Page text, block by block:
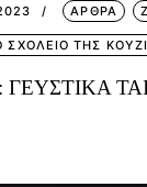
ΑΡΘΡΑ
ΣΧΟΛΕΙΟ ΤΗΣ
ΓΕΥΣΤΙΚΑ